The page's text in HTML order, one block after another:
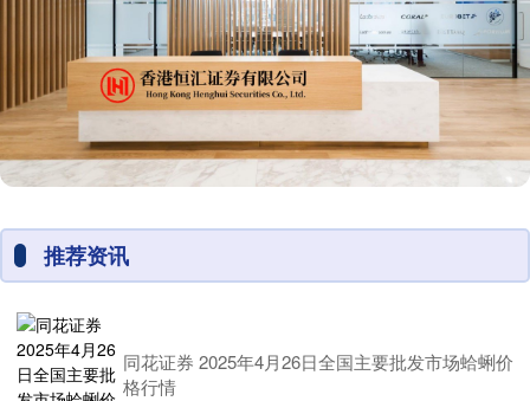
推荐资讯
同花证券 2025年4月26日全国主要批发市场蛤蜊价
格行情